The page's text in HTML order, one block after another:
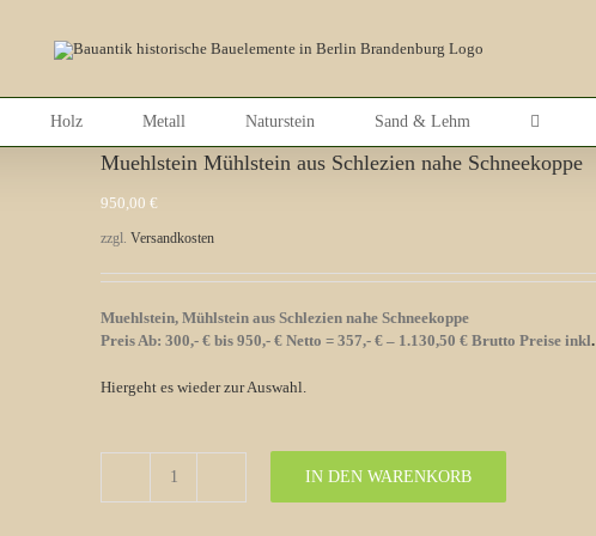
Holz Metall Naturstein Sand & Lehm
Muehlstein Mühlstein aus Schlezien nahe Schneekoppe
950,00 €
zzgl. Versandkosten
Muehlstein, Mühlstein aus Schlezien nahe Schneekoppe
Preis Ab: 300,- € bis 950,- € Netto = 357,- € – 1.130,50 € Brutto Preise inkl.
Hiergeht es wieder zur Auswahl.
Muehlstein
IN DEN WARENKORB